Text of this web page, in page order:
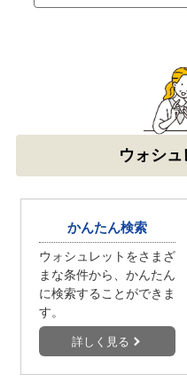
ウォシ
かんたん検索
ウォシュレットをさまざ
まな条件から、かんたん
に検索することができま
す。
詳しく見る